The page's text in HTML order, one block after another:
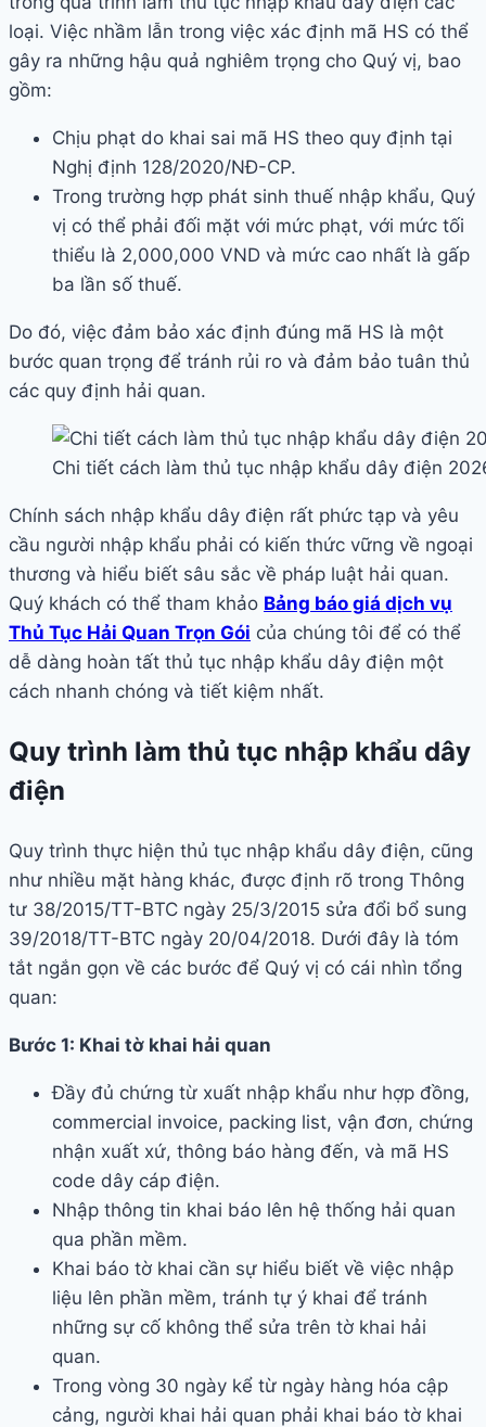
loại. Việc nhầm lẫn trong việc xác định mã HS có thể
gây ra những hậu quả nghiêm trọng cho Quý vị, bao
gồm:
Chịu phạt do khai sai mã HS theo quy định tại
Nghị định 128/2020/NĐ-CP.
Trong trường hợp phát sinh thuế nhập khẩu, Quý
vị có thể phải đối mặt với mức phạt, với mức tối
thiểu là 2,000,000 VND và mức cao nhất là gấp
ba lần số thuế.
Do đó, việc đảm bảo xác định đúng mã HS là một
bước quan trọng để tránh rủi ro và đảm bảo tuân thủ
các quy định hải quan.
Chi tiết cách làm thủ tục nhập khẩu dây điện
Chính sách nhập khẩu dây điện rất phức tạp và yêu
cầu người nhập khẩu phải có kiến thức vững về ngoại
thương và hiểu biết sâu sắc về pháp luật hải quan.
Quý khách có thể tham khảo Bảng báo giá dịch vụ
Thủ Tục Hải Quan Trọn Gói của chúng tôi để có thể
dễ dàng hoàn tất thủ tục nhập khẩu dây điện một
cách nhanh chóng và tiết kiệm nhất.
Quy trình làm thủ tục nhập khẩu dây
điện
Quy trình thực hiện thủ tục nhập khẩu dây điện, cũng
như nhiều mặt hàng khác, được định rõ trong Thông
tư 38/2015/TT-BTC ngày 25/3/2015 sửa đổi bổ sung
39/2018/TT-BTC ngày 20/04/2018. Dưới đây là tóm
tắt ngắn gọn về các bước để Quý vị có cái nhìn tổng
quan:
Bước 1: Khai tờ khai hải quan
Đầy đủ chứng từ xuất nhập khẩu như hợp đồng,
commercial invoice, packing list, vận đơn, chứng
nhận xuất xứ, thông báo hàng đến, và mã HS
code dây cáp điện.
Nhập thông tin khai báo lên hệ thống hải quan
qua phần mềm.
Khai báo tờ khai cần sự hiểu biết về việc nhập
liệu lên phần mềm, tránh tự ý khai để tránh
những sự cố không thể sửa trên tờ khai hải
quan.
Trong vòng 30 ngày kể từ ngày hàng hóa cập
cảng, người khai hải quan phải khai báo tờ khai